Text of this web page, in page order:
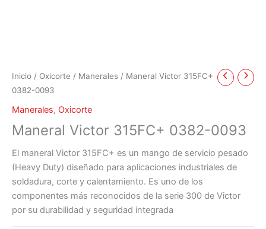
Inicio / Oxicorte / Manerales / Maneral Victor 315FC+
0382-0093
Manerales, Oxicorte
Maneral Victor 315FC+ 0382-0093
El maneral Victor 315FC+ es un mango de servicio pesado
(Heavy Duty) diseñado para aplicaciones industriales de
soldadura, corte y calentamiento. Es uno de los
componentes más reconocidos de la serie 300 de Victor
por su durabilidad y seguridad integrada